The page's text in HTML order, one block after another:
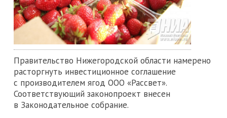
Правительство Нижегородской области намерено
расторгнуть инвестиционное соглашение
с производителем ягод ООО «Рассвет».
Соответствующий законопроект внесен
в Законодательное собрание.